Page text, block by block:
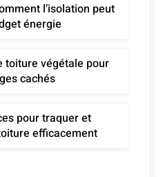
l’isolation peut
énergie
toiture végétale pour
cachés
pour traquer et
efficacement